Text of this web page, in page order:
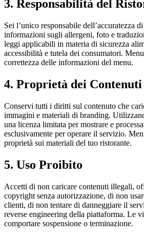
3. Responsabilità del
Sei l’unico responsabile dell’accuratezza
informazioni sugli allergeni, foto e
leggi applicabili in materia di sicurezza
accessibilità e tutela dei consumatori.
correttezza delle informazioni del menu.
4. Proprietà dei Contenuti
Conservi tutti i diritti sul contenuto che
immagini e materiali di branding.
una licenza limitata per mostrare e
esclusivamente per operare il servizio.
proprietà sui materiali del tuo ristorante.
5. Uso Proibito
Accetti di non caricare contenuti illegali,
copyright senza autorizzazione, di non
clienti, di non tentare di danneggiare il
reverse engineering della piattaforma. Le
comportare sospensione o terminazione.